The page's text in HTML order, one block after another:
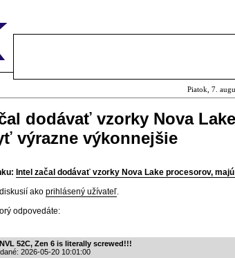
Piatok, 7.
dodávať vzorky Nova
výrazne výkonnejšie
Intel začal dodávať vzorky Nova Lake procesorov,
ako prihlásený užívateľ.
odpovedáte:
52C, Zen 6 is literally screwed!!!
2026-05-20 10:01:00